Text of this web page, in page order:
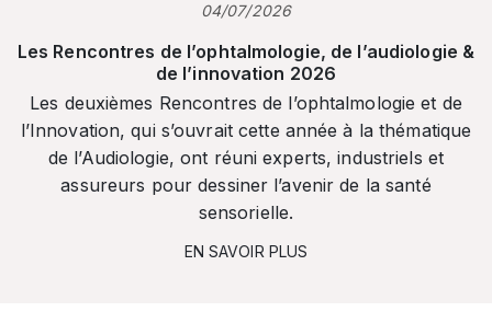
04/07/2026
Les Rencontres de l’ophtalmologie, de l’audiologie &
de l’innovation 2026
Les deuxièmes Rencontres de l’ophtalmologie et de
l’Innovation, qui s’ouvrait cette année à la thématique
de l’Audiologie, ont réuni experts, industriels et
assureurs pour dessiner l’avenir de la santé
sensorielle.
EN SAVOIR PLUS